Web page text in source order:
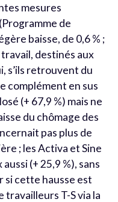
mesures
de
baisse, de 0,6 % ;
destinés aux
s’ils retrouvent du
complément en sus
(+ 67,9 %) mais ne
du chômage des
pas plus de
; les Activa et Sine
(+ 25,9 %), sans
si cette hausse est
travailleurs T-S via la